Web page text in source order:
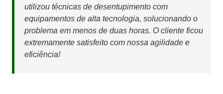
utilizou técnicas de desentupimento com
equipamentos de alta tecnologia, solucionando o
problema em menos de duas horas. O cliente ficou
extremamente satisfeito com nossa agilidade e
eficiência!